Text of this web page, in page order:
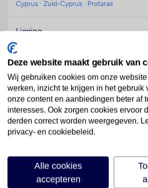
Cyprus · Zuid-Cyprus · Protaras
Ligging
Dit strandhotel verwelkomt de gasten
biedt in het bijzonder voor
vakantie onder elkaar willen zijn alle
voor een aangenaam verblijf.
Hotelfaciliteiten
Het vriendelijke personeel aan de
alle vragen behulpzaam. Service
bagagedepot, een kluis, een
Via Wi-Fi hebben de gasten
Het hotel beschikt over meerdere
gehandicapten toegankelijke
Deze website maakt gebruik van
Wij gebruiken cookies om onze
werken, inzicht te krijgen in het gebruik
onze content en aanbiedingen beter af
interesses. Ook zorgen cookies ervoor
derden correct worden weergegeven.
privacy- en cookiebeleid.
Alle cookies
accepteren